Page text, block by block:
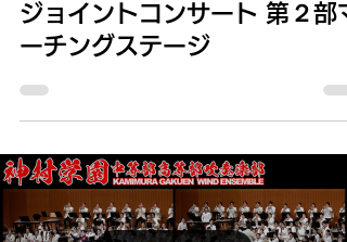
ジョイントコンサート 第２部
ーチングステージ